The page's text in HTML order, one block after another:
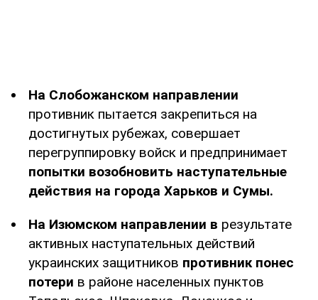
На Слобожанском направлении
противник пытается закрепиться на
достигнутых рубежах, совершает
перегруппировку войск и предпринимает
попытки возобновить наступательные
действия на города Харьков и Сумы.
На Изюмском направлении в результате
активных наступательных действий
украинских защитников противник понес
потери в районе населенных пунктов